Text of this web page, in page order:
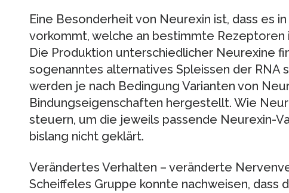
Eine Besonderheit von Neurexin ist, dass es
vorkommt, welche an bestimmte Rezeptoren
Die Produktion unterschiedlicher Neurexine
sogenanntes alternatives Spleissen der RNA
werden je nach Bedingung Varianten von
Bindungseigenschaften hergestellt. Wie
steuern, um die jeweils passende Neurexin-
bislang nicht geklärt.
Verändertes Verhalten – veränderte
Scheiffeles Gruppe konnte nachweisen, dass